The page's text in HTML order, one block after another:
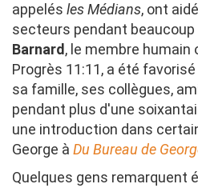
appelés les Médians, ont
secteurs pendant beaucoup
Barnard , le membre humain
Progrès 11:11, a été
sa famille, ses collègues,
pendant plus d'une
une introduction dans
George à Du Bureau de
Quelques gens remarquent